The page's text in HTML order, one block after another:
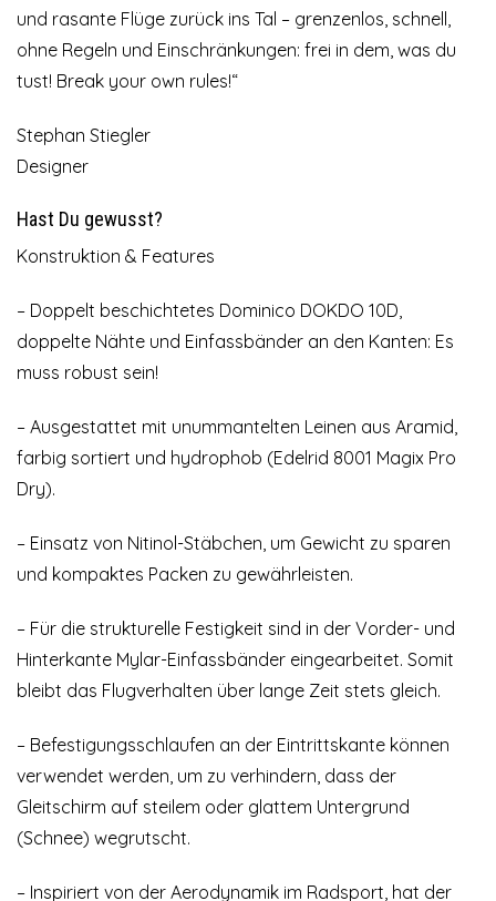
und rasante Flüge zurück ins Tal – grenzenlos, schnell,
ohne Regeln und Einschränkungen: frei in dem, was du
tust! Break your own rules!“
Stephan Stiegler
Designer
Hast Du gewusst?
Konstruktion & Features
– Doppelt beschichtetes Dominico DOKDO 10D,
doppelte Nähte und Einfassbänder an den Kanten: Es
muss robust sein!
– Ausgestattet mit unummantelten Leinen aus Aramid,
farbig sortiert und hydrophob (Edelrid 8001 Magix Pro
Dry).
– Einsatz von Nitinol-Stäbchen, um Gewicht zu sparen
und kompaktes Packen zu gewährleisten.
– Für die strukturelle Festigkeit sind in der Vorder- und
Hinterkante Mylar-Einfassbänder eingearbeitet. Somit
bleibt das Flugverhalten über lange Zeit stets gleich.
– Befestigungsschlaufen an der Eintrittskante können
verwendet werden, um zu verhindern, dass der
Gleitschirm auf steilem oder glattem Untergrund
(Schnee) wegrutscht.
– Inspiriert von der Aerodynamik im Radsport, hat der